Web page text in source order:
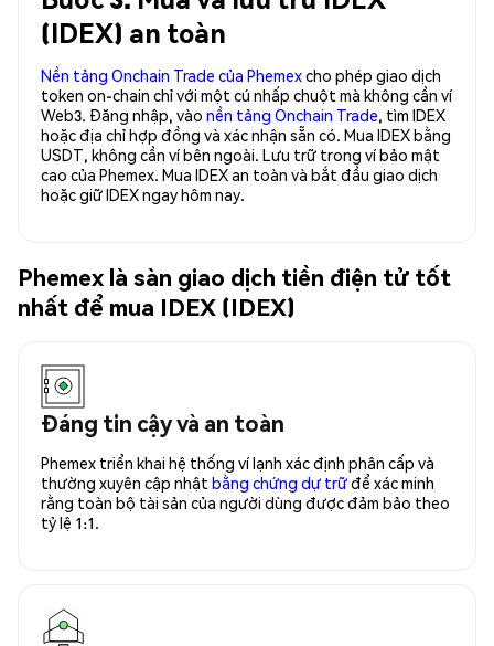
(IDEX) an toàn
Nền tảng Onchain Trade của Phemexcho phép giao dịch
token on-chain chỉ với một cú nhấp chuột mà không cần ví
Web3. Đăng nhập, vào nền tảng Onchain Trade, tìm IDEX
hoặc địa chỉ hợp đồng và xác nhận sẵn có. Mua IDEX bằng
USDT, không cần ví bên ngoài. Lưu trữ trong ví bảo mật
cao của Phemex. Mua IDEX an toàn và bắt đầu giao dịch
hoặc giữ IDEX ngay hôm nay.
Phemex là sàn giao dịch tiền điện tử tốt
nhất để mua IDEX (IDEX)
Đáng tin cậy và an toàn
Phemex triển khai hệ thống ví lạnh xác định phân cấp và
thường xuyên cập nhật bằng chứng dự trữđể xác minh
rằng toàn bộ tài sản của người dùng được đảm bảo theo
tỷ lệ 1:1.